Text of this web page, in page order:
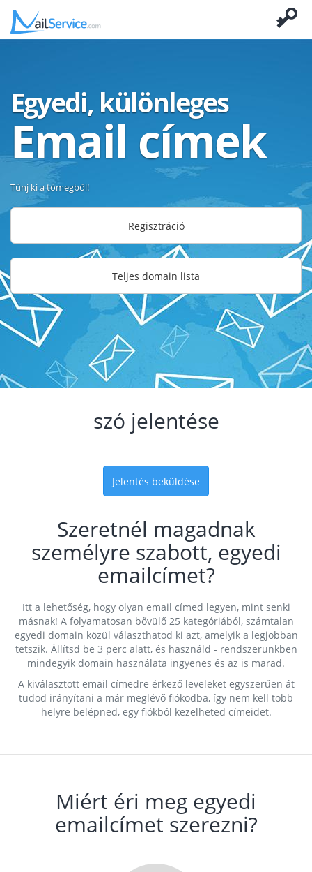
Egyedi, különleges
Email címek
Tűnj ki a tömegből!
Regisztráció
Teljes domain lista
szó jelentése
Jelentés beküldése
Szeretnél magadnak
személyre szabott, egyedi
emailcímet?
Itt a lehetőség, hogy olyan email címed legyen, mint senki
másnak! A folyamatosan bővülő 25 kategóriából, számtalan
egyedi domain közül választhatod ki azt, amelyik a legjobban
tetszik. Állítsd be 3 perc alatt, és használd - rendszerünkben
mindegyik domain használata ingyenes és az is marad.
A kiválasztott email címedre érkező leveleket egyszerűen át
tudod irányítani a már meglévő fiókodba, így nem kell több
helyre belépned, egy fiókból kezelheted címeidet.
Miért éri meg egyedi
emailcímet szerezni?